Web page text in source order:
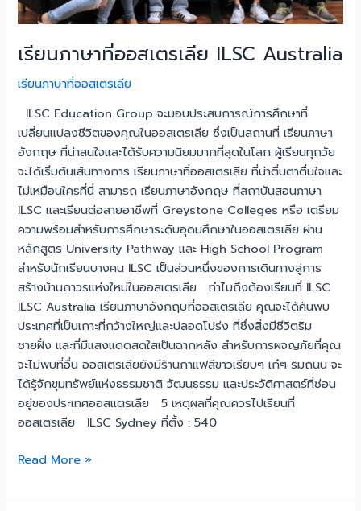
เรียนภาษาที่ออสเตรเลีย ILSC Australia
เรียนภาษาที่ออสเตรเลีย
ILSC Education Group จะมอบประสบการณ์การศึกษาที่
เปลี่ยนแปลงชีวิตของคุณในออสเตรเลีย ซึ่งเป็นสถานที่ เรียนภาษา
อังกฤษ ที่น่าสนใจและได้รับความนิยมมากที่สุดในโลก ผู้เรียนทุกวัย
จะได้เริ่มต้นเส้นทางการ เรียนภาษาที่ออสเตรเลีย ที่น่าตื่นตาตื่นใจและ
ไม่เหมือนใครที่นี่ สามารถ เรียนภาษาอังกฤษ ที่สถาบันสอนภาษา
ILSC และเรียนต่อสายอาชีพที่ Greystone Colleges หรือ เตรียม
ความพร้อมสำหรับการศึกษาระดับอุดมศึกษาในออสเตรเลีย ผ่าน
หลักสูตร University Pathway และ High School Program
สำหรับนักเรียนบางคน ILSC เป็นส่วนหนึ่งของการเดินทางสู่การ
สร้างบ้านถาวรแห่งใหม่ในออสเตรเลีย ทำไมถึงต้องเรียนที่ ILSC
ILSC Australia เรียนภาษาอังกฤษที่ออสเตรเลีย คุณจะได้ค้นพบ
ประเทศที่เป็นเกาะที่กว้างใหญ่และปลอดโปร่ง ที่ซึ่งสิ่งมีชีวิตริม
ชายฝั่ง และที่มีแสงแดดสดใสเป็นฉากหลัง สำหรับการผจญภัยที่คุณ
จะไม่พบที่อื่น ออสเตรเลียยังมีร้านกาแฟสีขาวเรียบๆ เก๋ๆ ริมถนน จะ
ได้รู้จักขุมทรัพย์แห่งธรรมชาติ วัฒนธรรม และประวัติศาสตร์ที่ซ่อน
อยู่ของประเทศออสเเตรเลีย 5 เหตุผลที่คุณควรไปเรียนที่
ออสเตรเลีย ILSC Sydney ที่ตั้ง : 540
Read More »